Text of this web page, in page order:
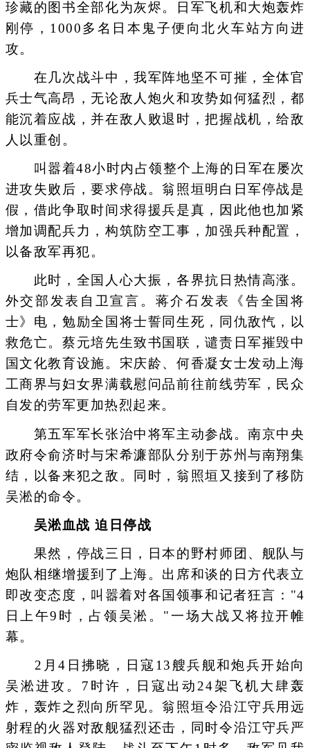
珍藏的图书全部化为灰烬。日军飞机和大炮轰炸
刚停，1000多名日本鬼子便向北火车站方向进
攻。
在几次战斗中，我军阵地坚不可摧，全体官
兵士气高昂，无论敌人炮火和攻势如何猛烈，都
能沉着应战，并在敌人败退时，把握战机，给敌
人以重创。
叫嚣着48小时内占领整个上海的日军在屡次
进攻失败后，要求停战。翁照垣明白日军停战是
假，借此争取时间求得援兵是真，因此他也加紧
增加调配兵力，构筑防空工事，加强兵种配置，
以备敌军再犯。
此时，全国人心大振，各界抗日热情高涨。
外交部发表自卫宣言。蒋介石发表《告全国将
士》电，勉励全国将士誓同生死，同仇敌忾，以
救危亡。蔡元培先生致书国联，谴责日军摧毁中
国文化教育设施。宋庆龄、何香凝女士发动上海
工商界与妇女界满载慰问品前往前线劳军，民众
自发的劳军更加热烈起来。
第五军军长张治中将军主动参战。南京中央
政府令俞济时与宋希濂部队分别于苏州与南翔集
结，以备来犯之敌。同时，翁照垣又接到了移防
吴淞的命令。
吴淞血战 迫日停战
果然，停战三日，日本的野村师团、舰队与
炮队相继增援到了上海。出席和谈的日方代表立
即改变态度，叫嚣着对各国领事和记者狂言："4
日上午9时，占领吴淞。"一场大战又将拉开帷
幕。
2月4日拂晓，日寇13艘兵舰和炮兵开始向
吴淞进攻。7时许，日寇出动24架飞机大肆轰
炸，轰炸之烈向所罕见。翁照垣令沿江守兵用远
射程的火器对敌舰猛烈还击，同时令沿江守兵严